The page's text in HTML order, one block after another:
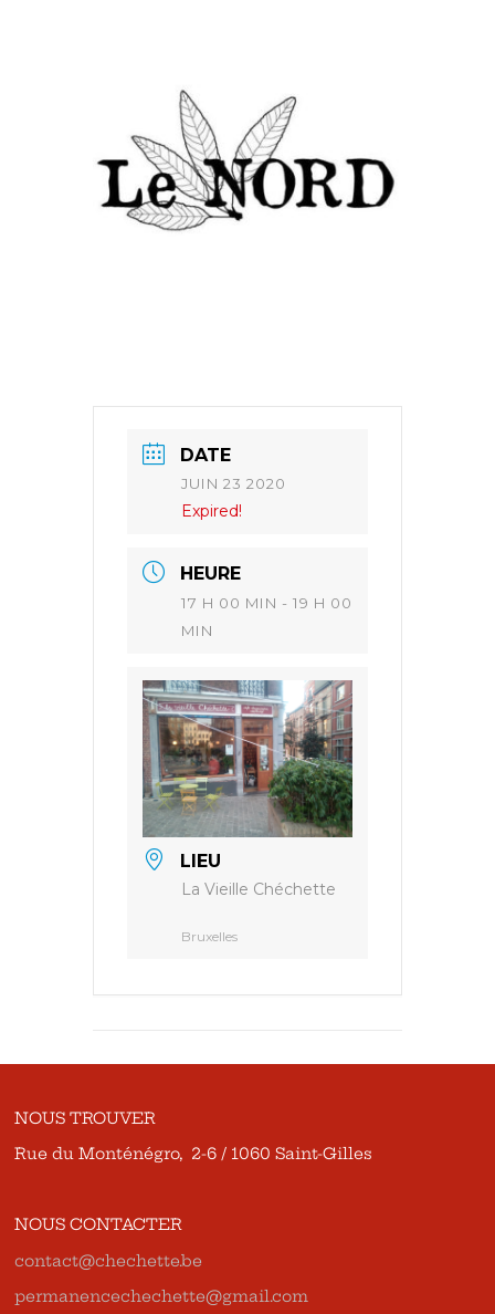
DATE
JUIN 23 2020
Expired!
HEURE
17 H 00 MIN - 19 H 00
MIN
LIEU
La Vieille Chéchette
Bruxelles
NOUS TROUVER
Rue du Monténégro, 2-6 / 1060 Saint-Gilles
NOUS CONTACTER
contact@chechette.be
permanencechechette@gmail.com